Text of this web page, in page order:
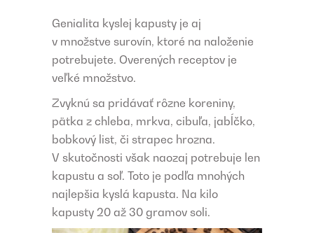
Genialita kyslej kapusty je aj
v množstve surovín, ktoré na naloženie
potrebujete. Overených receptov je
veľké množstvo.
Zvyknú sa pridávať rôzne koreniny,
pätka z chleba, mrkva, cibuľa, jabĺčko,
bobkový list, či strapec hrozna.
V skutočnosti však naozaj potrebuje len
kapustu a soľ. Toto je podľa mnohých
najlepšia kyslá kapusta. Na kilo
kapusty 20 až 30 gramov soli.